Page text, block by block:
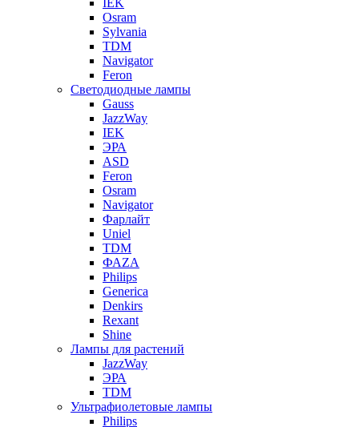
Osram
Sylvania
TDM
Navigator
Feron
Светодиодные лампы
Gauss
JazzWay
IEK
ЭРА
ASD
Feron
Osram
Navigator
Фарлайт
Uniel
TDM
ФАZА
Philips
Generica
Denkirs
Rexant
Shine
Лампы для растений
JazzWay
ЭРА
TDM
Ультрафиолетовые лампы
Philips